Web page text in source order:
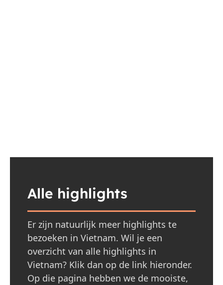
Alle highlights
Er zijn natuurlijk meer highlights te
bezoeken in Vietnam. Wil je een
overzicht van alle highlights in
Vietnam? Klik dan op de link hieronder.
Op die pagina hebben we de mooiste,